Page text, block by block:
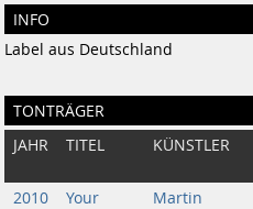
INFO
Label aus Deutschland
TONTRÄGER
JAHR TITEL KÜNSTLER
2010
Your
Martin